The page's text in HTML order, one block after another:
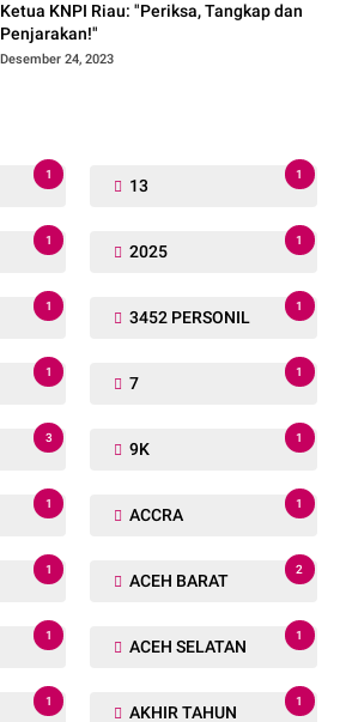
Ketua KNPI Riau: "Periksa, Tangkap dan
Penjarakan!"
Desember 24, 2023
1
13
1
1
2025
1
1
3452 PERSONIL
1
1
7
1
3
9K
1
1
ACCRA
1
1
ACEH BARAT
2
1
ACEH SELATAN
1
1
AKHIR TAHUN
1